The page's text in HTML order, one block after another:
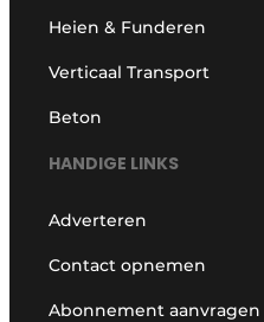
Heien & Funderen
Verticaal Transport
Beton
HANDIGE LINKS
Adverteren
Contact opnemen
Abonnement aanvragen